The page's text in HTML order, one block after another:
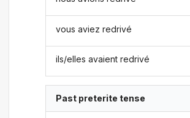
vous aviez redrivé
ils/elles avaient redrivé
Past preterite tense